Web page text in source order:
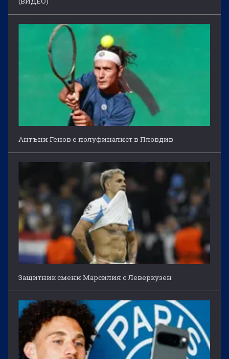
Антъни Генов е полуфиналист в Пловдив
Защитник смени Марсилия с Леверкузен